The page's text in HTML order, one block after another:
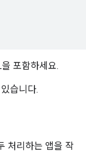
포함하세요.
습니다.
처리하는 앱을 작